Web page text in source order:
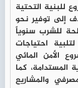
للبنية التحتية
إلى توفير نحو
للشرب سنوياً
احتياجات
الأمن المائي
المستدامة، كما
والمشاريع